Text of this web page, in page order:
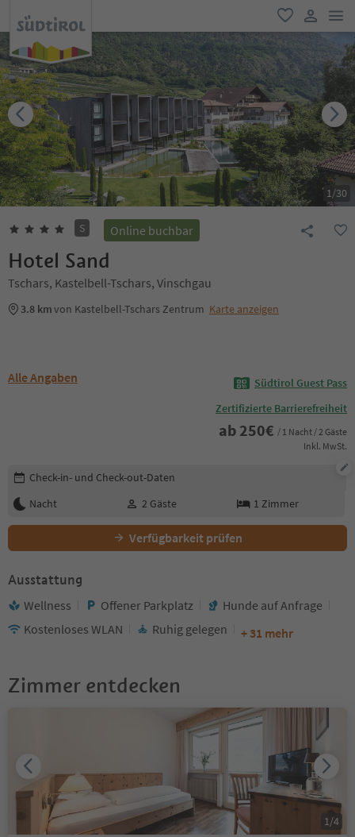
favorit
user link
1/30
S Online buchbar
Hotel Sand
Tschars, Kastelbell-Tschars, Vinschgau
3.8 kmvon Kastelbell-Tschars Zentrum Karte anzeigen
Alle Angaben
Südtirol Guest Pass
Zertifizierte Barrierefreiheit
ab 250€ / 1 Nacht / 2 Gäste
Inkl. MwSt.
Buchungsdetails bearbeiten
Check-in- und Check-out-Daten
Nacht
2 Gäste 1 Zimmer
Verfügbarkeit prüfen
Ausstattung
Wellness Offener Parkplatz
Hunde auf Anfrage
Kostenloses WLAN
Ruhig gelegen + 31 mehr
Zimmer entdecken
1 /4